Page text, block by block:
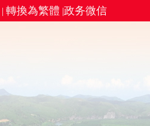
| 轉換為繁體 |政务微信